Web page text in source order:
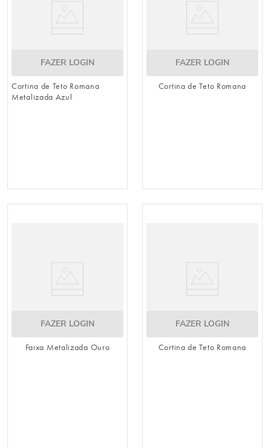
FAZER LOGIN
Cortina de Teto Romana
Metalizada Azul
FAZER LOGIN
Cortina de Teto Romana
FAZER LOGIN
Faixa Metalizada Ouro
FAZER LOGIN
Cortina de Teto Romana